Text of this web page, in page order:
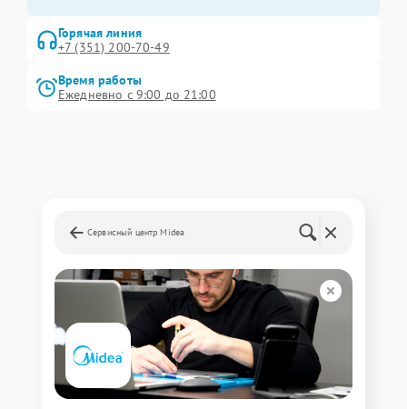
Горячая линия
+7 (351) 200-70-49
Время работы
Ежедневно с 9:00 до 21:00
Сервисный центр Midea